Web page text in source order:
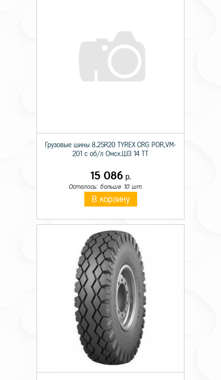
Грузовые шины 8.25R20 TYREX CRG POR,VM-
201 с об/л Омск.ШЗ 14 TT
15 086р.
Осталось: больше 10 шт.
В корзину